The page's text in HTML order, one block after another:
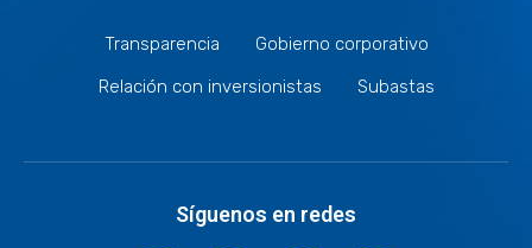
Transparencia
Gobierno corporativo
Relación con inversionistas
Subastas
Síguenos en redes